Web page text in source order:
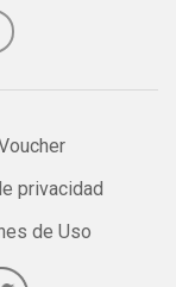
privacidad
de Uso